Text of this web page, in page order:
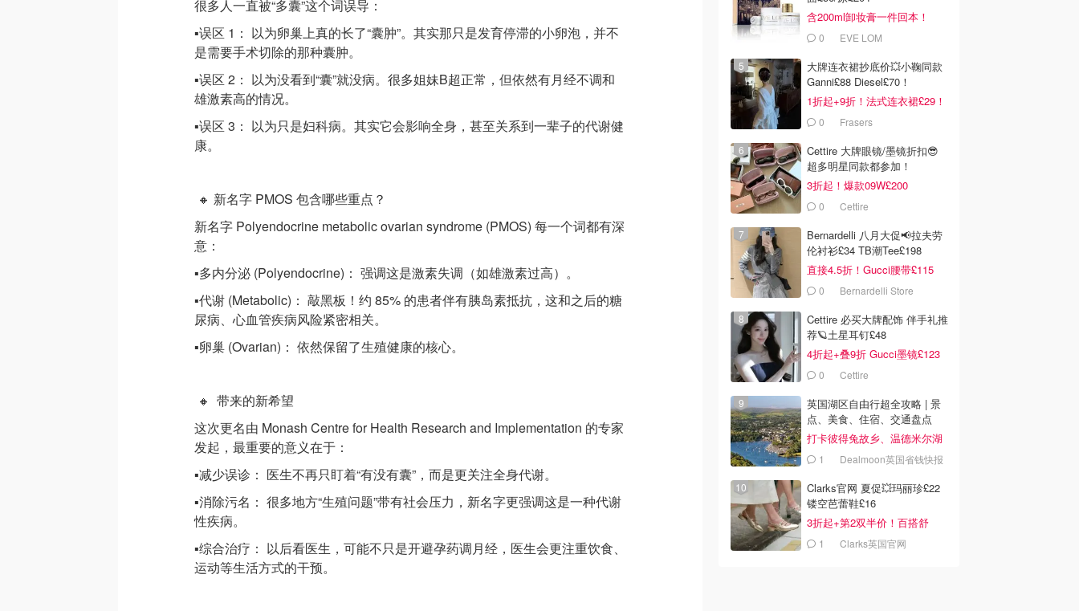
很多人一直被“多囊”这个词误导：
▪️误区 1： 以为卵巢上真的长了“囊肿”。其实那只是发育停滞的小卵泡，并不
是需要手术切除的那种囊肿。
▪️误区 2： 以为没看到“囊”就没病。很多姐妹B超正常，但依然有月经不调和
雄激素高的情况。
▪️误区 3： 以为只是妇科病。其实它会影响全身，甚至关系到一辈子的代谢健
康。
🔸 新名字 PMOS 包含哪些重点？
新名字 Polyendocrine metabolic ovarian syndrome (PMOS) 每一个词都有深
意：
▪️多内分泌 (Polyendocrine)： 强调这是激素失调（如雄激素过高）。
▪️代谢 (Metabolic)： 敲黑板！约 85% 的患者伴有胰岛素抵抗，这和之后的糖
尿病、心血管疾病风险紧密相关。
▪️卵巢 (Ovarian)： 依然保留了生殖健康的核心。
🔸 带来的新希望
这次更名由 Monash Centre for Health Research and Implementation 的专家
发起，最重要的意义在于：
▪️减少误诊： 医生不再只盯着“有没有囊”，而是更关注全身代谢。
▪️消除污名： 很多地方“生殖问题”带有社会压力，新名字更强调这是一种代谢
性疾病。
▪️综合治疗： 以后看医生，可能不只是开避孕药调月经，医生会更注重饮食、
运动等生活方式的干预。
含200ml卸妆膏一件回本！
0 EVE LOM
大牌连衣裙抄底价💥小鞠同款
Ganni£88 Diesel£70！
1折起+9折！法式连衣裙£29！
0 Frasers
Cettire 大牌眼镜/墨镜折扣😎
超多明星同款都参加！
3折起！爆款09W£200
0 Cettire
Bernardelli 八月大促📢拉夫劳
伦衬衫£34 TB潮Tee£198
直接4.5折！Gucci腰带£115
0 Bernardelli Store
Cettire 必买大牌配饰 伴手礼推
荐🪐土星耳钉£48
4折起+叠9折 Gucci墨镜£123
0 Cettire
英国湖区自由行超全攻略 | 景
点、美食、住宿、交通盘点
打卡彼得兔故乡、温德米尔湖
与浪漫田园风光！
1 Dealmoon英国省钱快报
Clarks官网 夏促💥玛丽珍£22
镂空芭蕾鞋£16
3折起+第2双半价！百搭舒
服！1 Clarks英国官网